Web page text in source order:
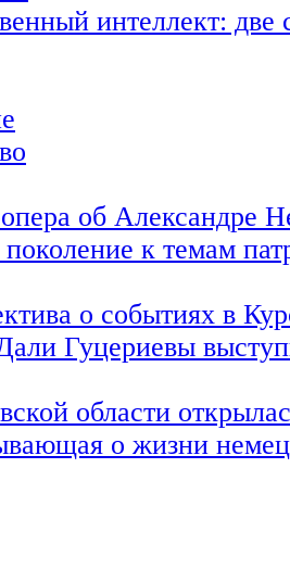
интеллект:
об Александре
к темам
о событиях в
Гуцериевы
области
о жизни